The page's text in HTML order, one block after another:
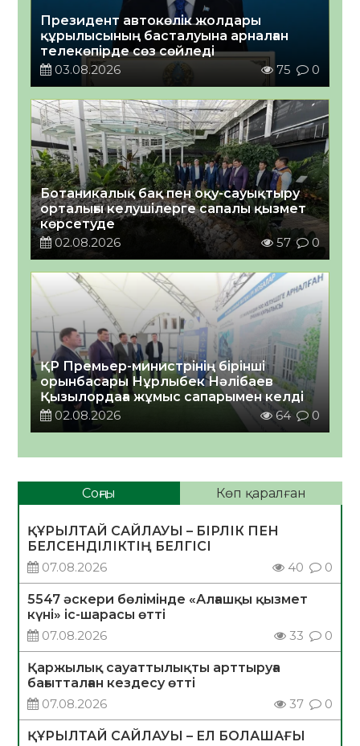
Президент автокөлік жолдары
құрылысының басталуына арналған
телекөпірде сөз сөйледі
03.08.2026
75 0
Ботаникалық бақ пен оқу-сауықтыру
орталығы келушілерге сапалы қызмет
көрсетуде
02.08.2026
57 0
ҚР Премьер-министрінің бірінші
орынбасары Нұрлыбек Нәлібаев
Қызылордаға жұмыс сапарымен келді
02.08.2026
64 0
Соңғы Көп қаралған
ҚҰРЫЛТАЙ САЙЛАУЫ – БІРЛІК ПЕН
БЕЛСЕНДІЛІКТІҢ БЕЛГІСІ
07.08.2026
40 0
5547 әскери бөлімінде «Алғашқы қызмет
күні» іс-шарасы өтті
07.08.2026
33 0
Қаржылық сауаттылықты арттыруға
бағытталған кездесу өтті
07.08.2026
37 0
ҚҰРЫЛТАЙ САЙЛАУЫ – ЕЛ БОЛАШАҒЫ